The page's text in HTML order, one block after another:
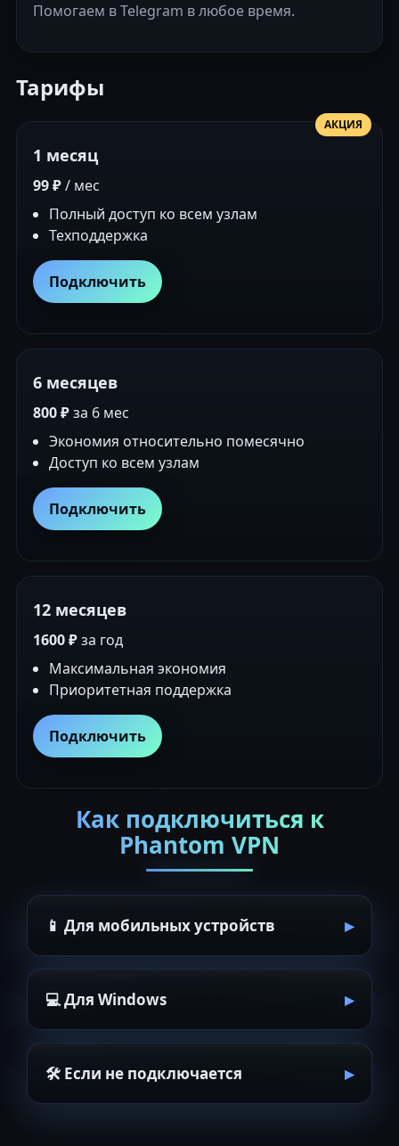
Помогаем в Telegram в любое время.
Тарифы
АКЦИЯ
1 месяц
99 ₽/ мес
Полный доступ ко всем узлам
Техподдержка
Подключить
6 месяцев
800 ₽за 6 мес
Экономия относительно помесячно
Доступ ко всем узлам
Подключить
12 месяцев
1600 ₽за год
Максимальная экономия
Приоритетная поддержка
Подключить
Как подключиться к
Phantom VPN
📱 Для мобильных устройств
💻 Для Windows
🛠 Если не подключается